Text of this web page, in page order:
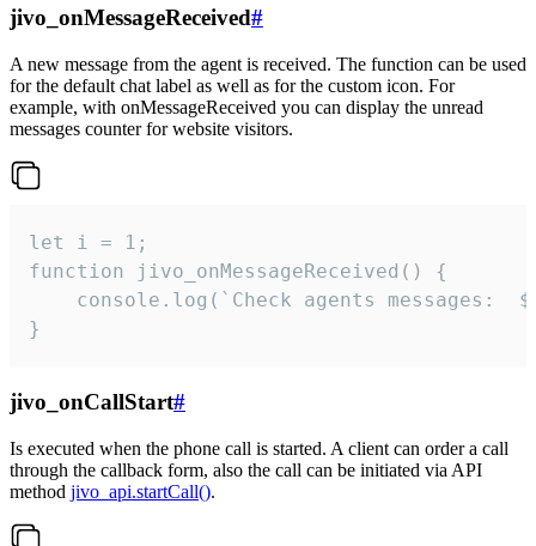
jivo_onMessageReceived#
A new message from the agent is received. The function can be used
for the default chat label as well as for the custom icon. For
example, with onMessageReceived you can display the unread
messages counter for website visitors.
let i = 1;
function jivo_onMessageReceived() {
}
jivo_onCallStart#
Is executed when the phone call is started. A client can order a call
through the callback form, also the call can be initiated via API
method jivo_api.startCall().